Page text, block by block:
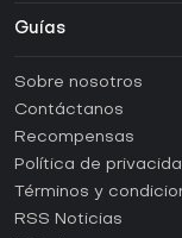
Guías
Guías y tutoriales
¿Cómo activar una
¿Cómo activar una
¿Cómo activar una
¿Cómo activar una
Sobre nosotros
Contáctanos
Recompensas
Política de
Términos y
RSS Noticias